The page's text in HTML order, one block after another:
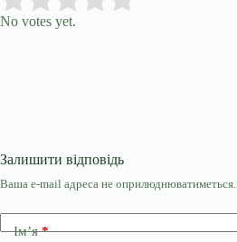
No votes yet.
Залишити відповідь
Ваша e-mail адреса не оприлюднюватиметься.
Ім’я*